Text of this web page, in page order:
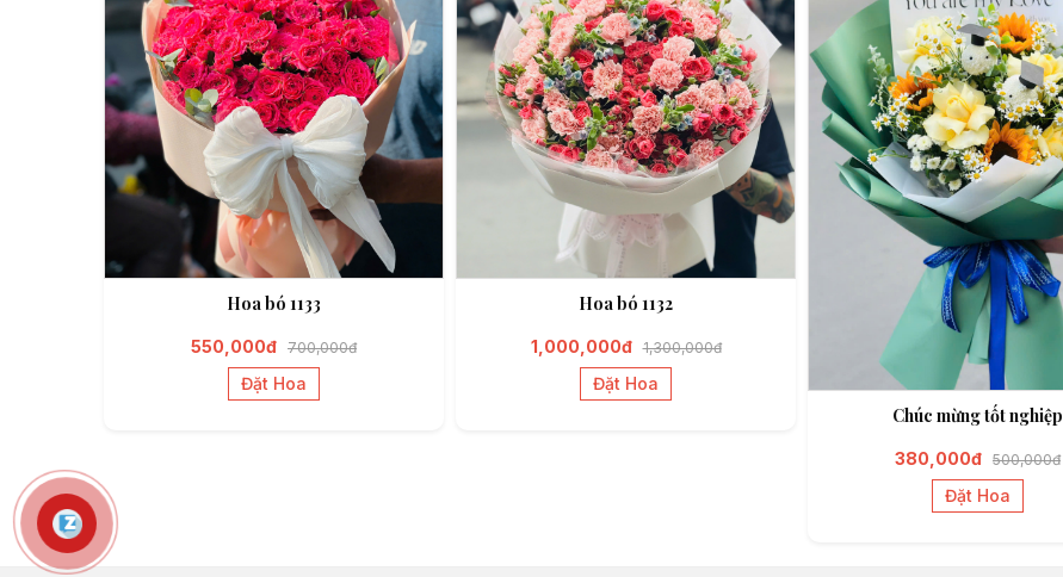
Hoa bó 1133
550,000đ 700,000đ
Đặt Hoa
Hoa bó 1132
1,000,000đ 1,300,000đ
Đặt Hoa
Chúc mừng tốt nghiệp
380,000đ 500,000đ
Đặt Hoa